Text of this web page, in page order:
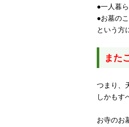
●一人暮
●お墓の
という方
また
つまり、
しかもす
お寺のお